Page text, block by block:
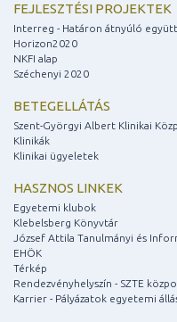
FEJLESZTÉSI PROJEKTEK
Interreg - Határon átnyúló
Horizon2020
NKFI alap
Széchenyi 2020
BETEGELLÁTÁS
Szent-Györgyi Albert Klinikai
Klinikák
Klinikai ügyeletek
HASZNOS LINKEK
Egyetemi klubok
Klebelsberg Könyvtár
József Attila Tanulmányi és
EHÖK
Térkép
Rendezvényhelyszín - SZTE
Karrier - Pályázatok egyetemi